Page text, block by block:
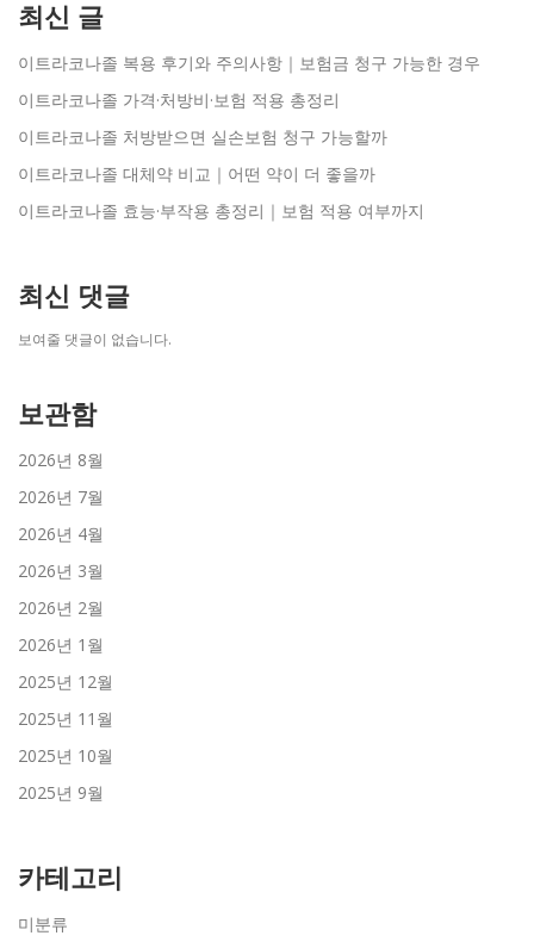
최신 글
이트라코나졸 복용 후기와 주의사항｜보험금 청구 가능한 경우
이트라코나졸 가격·처방비·보험 적용 총정리
이트라코나졸 처방받으면 실손보험 청구 가능할까
이트라코나졸 대체약 비교｜어떤 약이 더 좋을까
이트라코나졸 효능·부작용 총정리｜보험 적용 여부까지
최신 댓글
보여줄 댓글이 없습니다.
보관함
2026년 8월
2026년 7월
2026년 4월
2026년 3월
2026년 2월
2026년 1월
2025년 12월
2025년 11월
2025년 10월
2025년 9월
카테고리
미분류